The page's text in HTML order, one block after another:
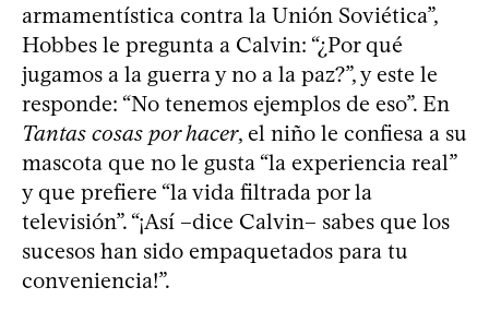
armamentística contra la Unión Soviética”,
Hobbes le pregunta a Calvin: “¿Por qué
jugamos a la guerra y no a la paz?”, y este le
responde: “No tenemos ejemplos de eso”. En
Tantas cosas por hacer, el niño le confiesa a su
mascota que no le gusta “la experiencia real”
y que prefiere “la vida filtrada por la
televisión”. “¡Así –dice Calvin– sabes que los
sucesos han sido empaquetados para tu
conveniencia!”.